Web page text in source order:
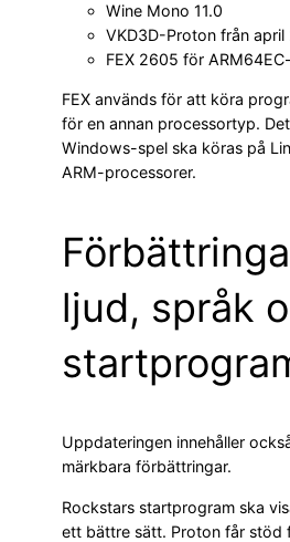
Wine Mono 11.0
VKD3D-Proton från april
FEX 2605 för
FEX används för att köra
för en annan processortyp.
Windows-spel ska köras på
ARM-processorer.
ljud, språk
Uppdateringen innehåller
märkbara förbättringar.
Rockstars startprogram ska
ett bättre sätt. Proton får stöd